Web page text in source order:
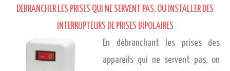
DEBRANCHER LES PRISES QUI NE SERVENT PAS, OU INSTALLER DES
INTERRUPTEURS DE PRISES BIPOLAIRES
En débranchant les prises des
appareils qui ne servent pas, on